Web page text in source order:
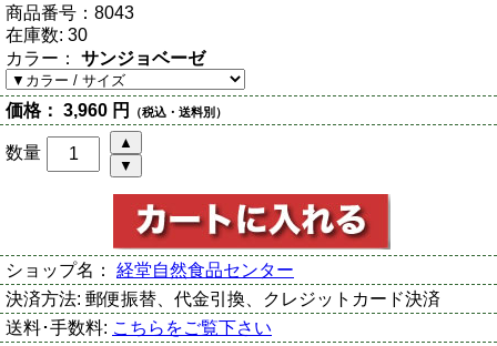
商品番号： 8043
在庫数: 30
カラー： サンジョベーゼ
価格： 3,960 円 （税込・送料別）
数量
ショップ名： 経堂自然食品センター
決済方法: 郵便振替、代金引換、クレジットカード決済
送料･手数料: こちらをご覧下さい